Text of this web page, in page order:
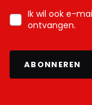
Ik wil ook e-
ontvangen.
ABONNEREN